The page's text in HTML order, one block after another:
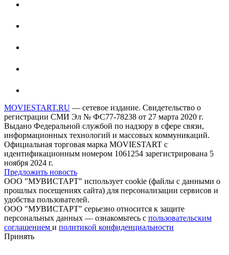
MOVIESTART.RU — сетевое издание. Свидетельство о
регистрации СМИ Эл № ФС77-78238 от 27 марта 2020 г.
Выдано Федеральной службой по надзору в сфере связи,
информационных технологий и массовых коммуникаций.
Официальная торговая марка MOVIESTART с
идентификационным номером 1061254 зарегистрирована 5
ноября 2024 г.
Предложить новость
ООО "МУВИСТАРТ" использует cookie (файлы с данными о
прошлых посещениях сайта) для персонализации сервисов и
удобства пользователей.
ООО "МУВИСТАРТ" серьезно относится к защите
персональных данных — ознакомьтесь с пользовательским
соглашением и политикой конфиденциальности
Принять